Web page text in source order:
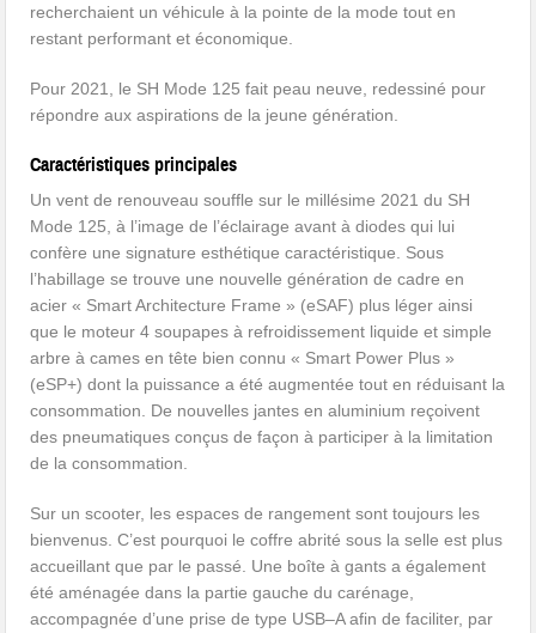
recherchaient un véhicule à la pointe de la mode tout en
restant performant et économique.
Pour 2021, le SH Mode 125 fait peau neuve, redessiné pour
répondre aux aspirations de la jeune génération.
Caractéristiques principales
Un vent de renouveau souffle sur le millésime 2021 du SH
Mode 125, à l’image de l’éclairage avant à diodes qui lui
confère une signature esthétique caractéristique. Sous
l’habillage se trouve une nouvelle génération de cadre en
acier « Smart Architecture Frame » (eSAF) plus léger ainsi
que le moteur 4 soupapes à refroidissement liquide et simple
arbre à cames en tête bien connu « Smart Power Plus »
(eSP+) dont la puissance a été augmentée tout en réduisant la
consommation. De nouvelles jantes en aluminium reçoivent
des pneumatiques conçus de façon à participer à la limitation
de la consommation.
Sur un scooter, les espaces de rangement sont toujours les
bienvenus. C’est pourquoi le coffre abrité sous la selle est plus
accueillant que par le passé. Une boîte à gants a également
été aménagée dans la partie gauche du carénage,
accompagnée d’une prise de type USB–A afin de faciliter, par